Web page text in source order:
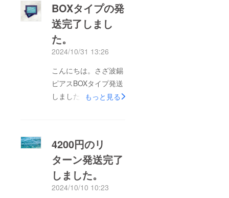
を営む方が提案、協力
してくださり今回の撮
影会が実現しました。
モデルをしていただい
出身の方です。さざ波
錫ピアスには、沖縄の
優しさと、優しさを支
影会で、ブランドのイ
メージにぴったりな素
晴らしい写真が何枚も
撮れました。
Instagramの方で順次
BOXタイプの発
送完了しまし
た。
2024/10/31 13:26
こんにちは。さざ波錫
ピアスBOXタイプ発送
しました。これにて、
たらご連絡ください。
はじめてのクラウド
ファンディング。皆様
のおかげで最後まで走
もっと見る
4200円のリ
ターン発送完了
しました。
2024/10/10 10:23